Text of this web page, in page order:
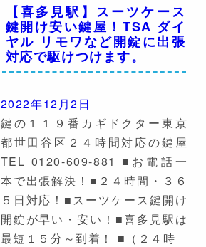
【喜多見駅】スーツケース
鍵開け安い鍵屋！TSA ダイ
ヤル リモワなど開錠に出張
対応で駆けつけます。
2022年12月2日
鍵の１１９番カギドクター東京
都世田谷区２４時間対応の鍵屋
TEL 0120-609-881 ■お電話一
本で出張解決！■２４時間・３６
５日対応！■スーツケース鍵開け
開錠が早い・安い！■喜多見駅は
最短１５分～到着！ ■（２４時